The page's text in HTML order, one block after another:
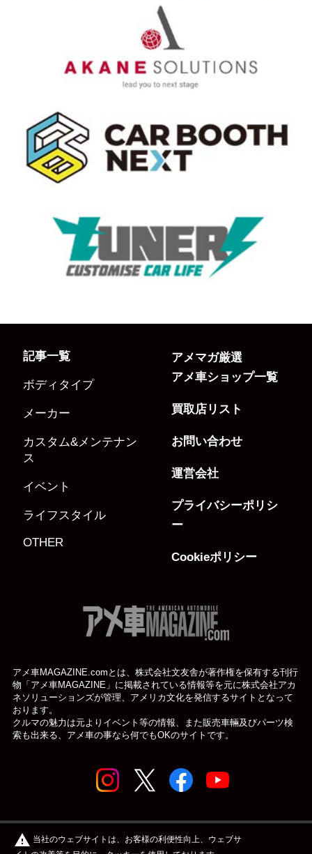
記事一覧
ボディタイプ
メーカー
カスタム&メンテナン
ス
イベント
ライフスタイル
OTHER
アメマガ厳選
アメ車ショップ一覧
買取店リスト
お問い合わせ
運営会社
プライバシーポリシ
ー
Cookieポリシー
アメ車MAGAZINE.comとは、株式会社文友舎が著作権を保有する刊行
物「アメ車MAGAZINE」に掲載されている情報等を元に株式会社アカ
ネソリューションズが管理、アメリカ文化を発信するサイトとなって
おります。
クルマの魅力は元よりイベント等の情報、また販売車輛及びパーツ検
索も出来る、アメ車の事なら何でもOKのサイトです。
© アメ車のWEBマガジン アメ車マガジン公式WEBサイト
warning 当社のウェブサイトは、お客様の利便性向上、ウェブサ